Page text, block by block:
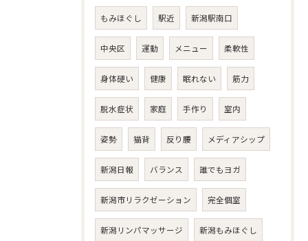
もみほぐし 駅近 新潟駅南口
中央区 運動 メニュー 柔軟性
身体硬い 健康 眠れない 筋力
脱水症状 家庭 手作り 室内
姿勢 猫背 反り腰 メディアシップ
新潟日報 バランス 誰でもヨガ
新潟市リラクゼーション 完全個室
新潟リンパマッサージ 新潟もみほぐし